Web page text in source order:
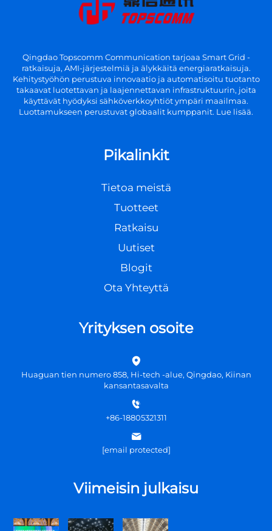
Qingdao Topscomm Communication tarjoaa Smart Grid -
ratkaisuja, AMI-järjestelmiä ja älykkäitä energiaratkaisuja.
Kehitystyöhön perustuva innovaatio ja automatisoitu tuotanto
takaavat luotettavan ja laajennettavan infrastruktuurin, joita
käyttävät hyödyksi sähköverkkoyhtiöt ympäri maailmaa.
Luottamukseen perustuvat globaalit kumppanit. Lue lisää.
Pikalinkit
Tietoa meistä
Tuotteet
Ratkaisu
Uutiset
Blogit
Ota Yhteyttä
Yrityksen osoite
Huaguan tien numero 858, Hi-tech -alue, Qingdao, Kiinan
kansantasavalta
+86-18805321311
[email protected]
Viimeisin julkaisu